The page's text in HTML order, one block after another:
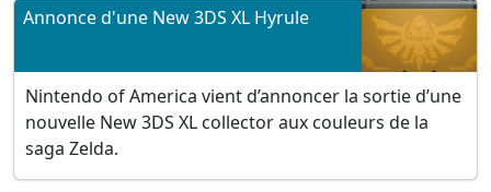
Annonce d'une New 3DS XL Hyrule
Nintendo of America vient d’annoncer la sortie d’une
nouvelle New 3DS XL collector aux couleurs de la
saga Zelda.